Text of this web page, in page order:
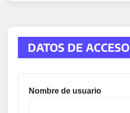
DATOS DE ACCESO
Nombre de usuario